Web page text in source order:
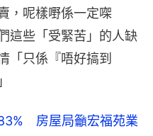
，呢樣嘢係一定㗎
這些「受緊苦」的人缺
「只係『唔好搞到
房屋局籲宏福苑業